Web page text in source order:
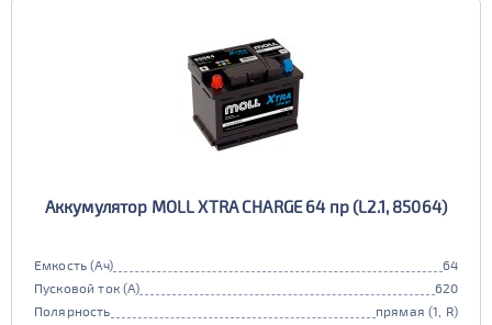
Аккумулятор MOLL XTRA CHARGE 64 пр (L2.1, 85064)
Емкость (Ач)
64
Пусковой ток (А)
620
Полярность
прямая (1, R)